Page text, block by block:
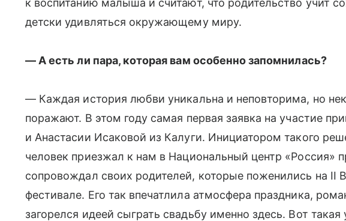
к воспитанию малыша и считают, что родительство учит
детски удивляться окружающему миру.
— А есть ли пара, которая вам особенно запомнилась?
— Каждая история любви уникальна и неповторима, но
поражают. В этом году самая первая заявка на участие
и Анастасии Исаковой из Калуги. Инициатором такого
человек приезжал к нам в Национальный центр «Россия»
сопровождал своих родителей, которые поженились на II
фестивале. Его так впечатлила атмосфера праздника,
загорелся идеей сыграть свадьбу именно здесь. Вот такая